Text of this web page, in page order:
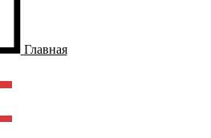
Главная